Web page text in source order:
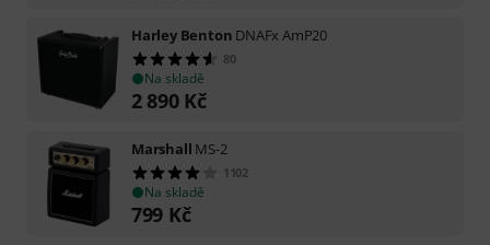
Harley Benton DNAFx AmP20
80
Na skladě
2 890 Kč
Marshall MS-2
1102
Na skladě
799 Kč